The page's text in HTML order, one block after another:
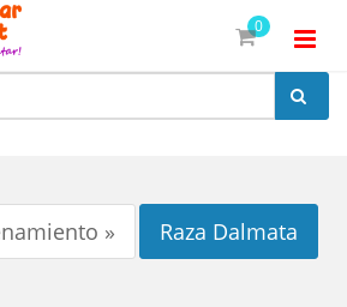
0
» Raza Dalmata